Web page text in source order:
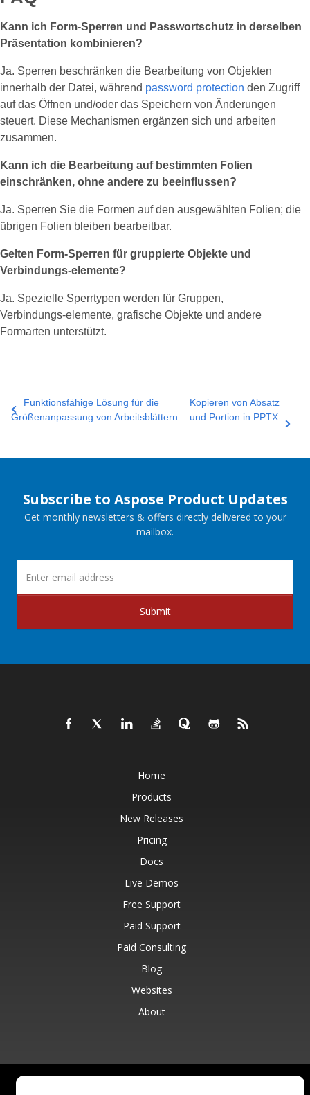
Kann ich Form‑Sperren und Passwortschutz in derselben
Präsentation kombinieren?
Ja. Sperren beschränken die Bearbeitung von Objekten
innerhalb der Datei, während password protection den Zugriff
auf das Öffnen und/oder das Speichern von Änderungen
steuert. Diese Mechanismen ergänzen sich und arbeiten
zusammen.
Kann ich die Bearbeitung auf bestimmten Folien
einschränken, ohne andere zu beeinflussen?
Ja. Sperren Sie die Formen auf den ausgewählten Folien; die
übrigen Folien bleiben bearbeitbar.
Gelten Form‑Sperren für gruppierte Objekte und
Verbindungs‑elemente?
Ja. Spezielle Sperrtypen werden für Gruppen,
Verbindungs‑elemente, grafische Objekte und andere
Formarten unterstützt.
Funktionsfähige Lösung für die
Größenanpassung von Arbeitsblättern
Kopieren von Absatz
und Portion in PPTX
Subscribe to Aspose Product Updates
Get monthly newsletters & offers directly delivered to your
mailbox.
Submit
Home
Products
New Releases
Pricing
Docs
Live Demos
Free Support
Paid Support
Paid Consulting
Blog
Websites
About